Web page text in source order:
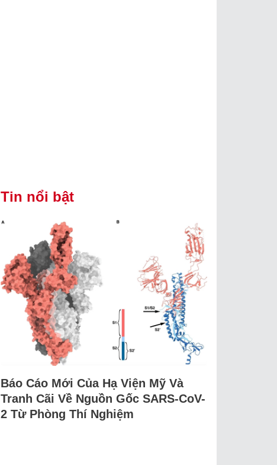
Tin nổi bật
Báo Cáo Mới Của Hạ Viện Mỹ Và
Tranh Cãi Về Nguồn Gốc SARS-CoV-
2 Từ Phòng Thí Nghiệm